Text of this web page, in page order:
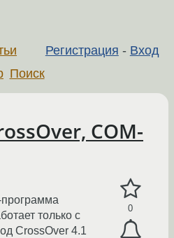
Регистрация - Вход
Поиск
COM-
0
только с
CrossOver 4.1